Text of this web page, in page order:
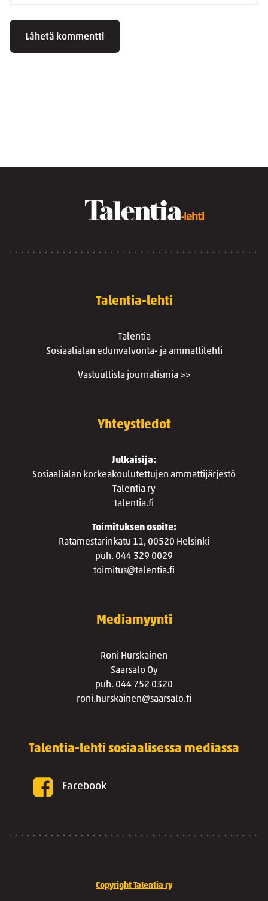
Talentia-lehti
Talentia
Sosiaalialan edunvalvonta- ja ammattilehti
Vastuullista journalismia >>
Yhteystiedot
Julkaisija:
Sosiaalialan korkeakoulutettujen ammattijärjestö
Talentia ry
talentia.fi
Toimituksen osoite:
Ratamestarinkatu 11, 00520 Helsinki
puh. 044 329 0029
toimitus@talentia.fi
Mediamyynti
Roni Hurskainen
Saarsalo Oy
puh. 044 752 0320
roni.hurskainen@saarsalo.fi
Talentia-lehti sosiaalisessa mediassa
Facebook
Copyright Talentia ry